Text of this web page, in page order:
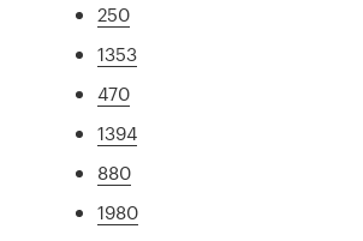
250
1353
470
1394
880
1980